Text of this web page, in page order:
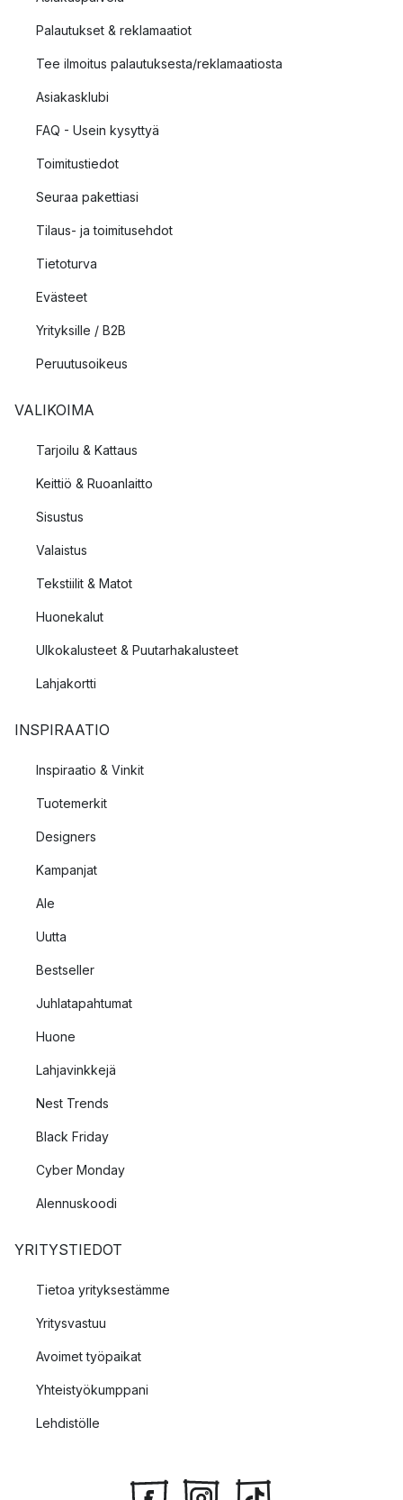
Palautukset & reklamaatiot
Tee ilmoitus palautuksesta/reklamaatiosta
Asiakasklubi
FAQ - Usein kysyttyä
Toimitustiedot
Seuraa pakettiasi
Tilaus- ja toimitusehdot
Tietoturva
Evästeet
Yrityksille / B2B
Peruutusoikeus
VALIKOIMA
Tarjoilu & Kattaus
Keittiö & Ruoanlaitto
Sisustus
Valaistus
Tekstiilit & Matot
Huonekalut
Ulkokalusteet & Puutarhakalusteet
Lahjakortti
INSPIRAATIO
Inspiraatio & Vinkit
Tuotemerkit
Designers
Kampanjat
Ale
Uutta
Bestseller
Juhlatapahtumat
Huone
Lahjavinkkejä
Nest Trends
Black Friday
Cyber Monday
Alennuskoodi
YRITYSTIEDOT
Tietoa yrityksestämme
Yritysvastuu
Avoimet työpaikat
Yhteistyökumppani
Lehdistölle